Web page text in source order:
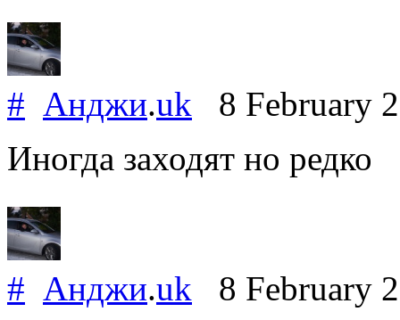
# Анджи.uk 8 February
Иногда заходят но редко
# Анджи.uk 8 February